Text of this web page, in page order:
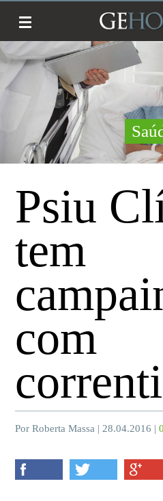
Psiu
tem
com
Por Roberta Massa | 28.04.2016 |